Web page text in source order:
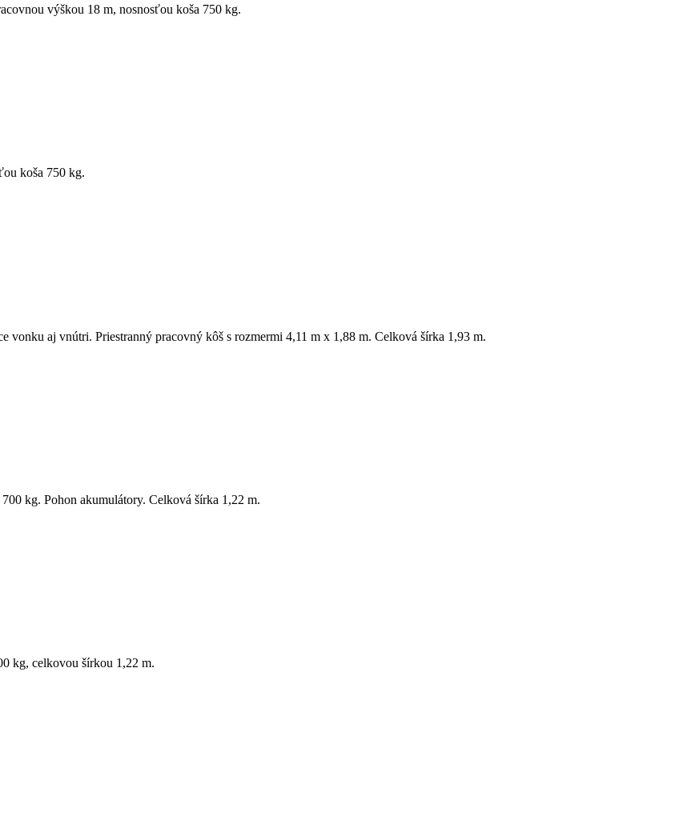
výškou 18 m, nosnosťou koša 750 kg.
koša 750 kg.
vonku aj vnútri. Priestranný pracovný kôš s rozmermi 4,11 m x 1,88 m. Celková šírka 1,93 m.
kg. Pohon akumulátory. Celková šírka 1,22 m.
kg, celkovou šírkou 1,22 m.